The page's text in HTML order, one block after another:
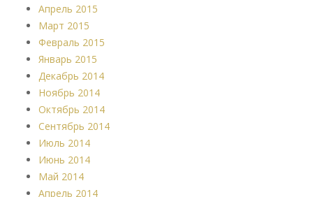
Апрель 2015
Март 2015
Февраль 2015
Январь 2015
Декабрь 2014
Ноябрь 2014
Октябрь 2014
Сентябрь 2014
Июль 2014
Июнь 2014
Май 2014
Апрель 2014